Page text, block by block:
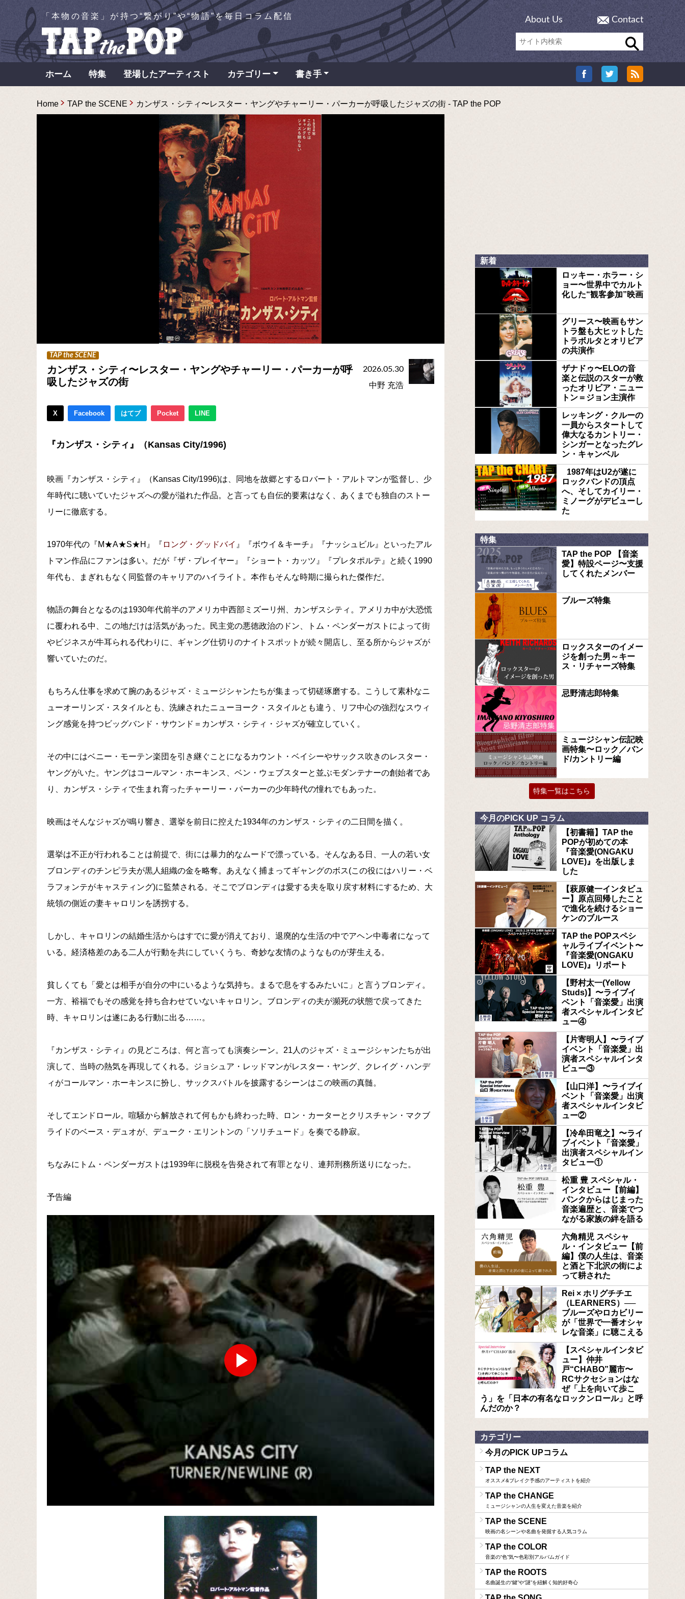
「本物の音楽」が持つ“繋がり”や“物語”を毎日コラム配信 About Us Contact
ホーム 特集 登場したアーティスト カテゴリー 書き手
Home TAP the SCENE カンザス・シティ〜レスター・ヤングやチャーリー・パーカーが呼吸したジャズの街 - TAP the POP
TAP the SCENE
カンザス・シティ〜レスター・ヤングやチャーリー・パーカーが呼
吸したジャズの街
2026.05.30
中野 充浩
X Facebook はてブ Pocket LINE
『カンザス・シティ』（Kansas City/1996)
映画『カンザス・シティ』（Kansas City/1996)は、同地を故郷とするロバート・アルトマンが監督し、少
年時代に聴いていたジャズへの愛が溢れた作品。と言っても自伝的要素はなく、あくまでも独自のストー
リーに徹底する。
1970年代の『M★A★S★H』『 ロング・グッドバイ 』『ボウイ＆キーチ』『ナッシュビル』といったアル
トマン作品にファンは多い。だが『ザ・プレイヤー』『ショート・カッツ』『プレタポルテ』と続く1990
年代も、まぎれもなく同監督のキャリアのハイライト。本作もそんな時期に撮られた傑作だ。
物語の舞台となるのは1930年代前半のアメリカ中西部ミズーリ州、カンザスシティ。アメリカ中が大恐慌
に覆われる中、この地だけは活気があった。民主党の悪徳政治のドン、トム・ペンダーガストによって街
やビジネスが牛耳られる代わりに、ギャング仕切りのナイトスポットが続々開店し、至る所からジャズが
響いていたのだ。
もちろん仕事を求めて腕のあるジャズ・ミュージシャンたちが集まって切磋琢磨する。こうして素朴なニ
ューオーリンズ・スタイルとも、洗練されたニューヨーク・スタイルとも違う、リフ中心の強烈なスウィ
ング感覚を持つビッグバンド・サウンド＝カンザス・シティ・ジャズが確立していく。
その中にはベニー・モーテン楽団を引き継ぐことになるカウント・ベイシーやサックス吹きのレスター・
ヤングがいた。ヤングはコールマン・ホーキンス、ベン・ウェブスターと並ぶモダンテナーの創始者であ
り、カンザス・シティで生まれ育ったチャーリー・パーカーの少年時代の憧れでもあった。
映画はそんなジャズが鳴り響き、選挙を前日に控えた1934年のカンザス・シティの二日間を描く。
選挙は不正が行われることは前提で、街には暴力的なムードで漂っている。そんなある日、一人の若い女
ブロンディのチンピラ夫が黒人組織の金を略奪。あえなく捕まってギャングのボス(この役にはハリー・ベ
ラフォンテがキャスティング)に監禁される。そこでブロンディは愛する夫を取り戻す材料にするため、大
統領の側近の妻キャロリンを誘拐する。
しかし、キャロリンの結婚生活からはすでに愛が消えており、退廃的な生活の中でアヘン中毒者になって
いる。経済格差のある二人が行動を共にしていくうち、奇妙な友情のようなものが芽生える。
貧しくても「愛とは相手が自分の中にいるような気持ち。まるで息をするみたいに」と言うブロンディ。
一方、裕福でもその感覚を持ち合わせていないキャロリン。ブロンディの夫が瀕死の状態で戻ってきた
時、キャロリンは遂にある行動に出る……。
『カンザス・シティ』の見どころは、何と言っても演奏シーン。21人のジャズ・ミュージシャンたちが出
演して、当時の熱気を再現してくれる。ジョシュア・レッドマンがレスター・ヤング、クレイグ・ハンデ
ィがコールマン・ホーキンスに扮し、サックスバトルを披露するシーンはこの映画の真髄。
そしてエンドロール。喧騒から解放されて何もかも終わった時、ロン・カーターとクリスチャン・マクブ
ライドのベース・デュオが、デューク・エリントンの「ソリチュード」を奏でる静寂。
ちなみにトム・ペンダーガストは1939年に脱税を告発されて有罪となり、連邦刑務所送りになった。
予告編
新着
ロッキー・ホラー・シ
ョー〜世界中でカルト
化した“観客参加”映画
グリース〜映画もサン
トラ盤も大ヒットした
トラボルタとオリビア
の共演作
ザナドゥ〜ELOの音
楽と伝説のスターが救
ったオリビア・ニュー
トン＝ジョン主演作
レッキング・クルーの
一員からスタートして
偉大なるカントリー・
シンガーとなったグレ
ン・キャンベル
1987年はU2が遂に
ロックバンドの頂点
へ、そしてカイリー・
ミノーグがデビューし
た
特集
TAP the POP 【音楽
愛】特設ページ〜支援
してくれたメンバー
ブルーズ特集
ロックスターのイメー
ジを創った男～キー
ス・リチャーズ特集
忌野清志郎特集
ミュージシャン伝記映
画特集〜ロック／バン
ド/カントリー編
特集一覧はこちら
今月のPICK UP コラム
【初書籍】TAP the
POPが初めての本
『音楽愛(ONGAKU
LOVE)』を出版しま
した
【萩原健一インタビュ
ー】原点回帰したこと
で進化を続けるショー
ケンのブルース
TAP the POPスペシ
ャルライブイベント〜
『音楽愛(ONGAKU
LOVE)』リポート
【野村太一(Yellow
Studs)】〜ライブイ
ベント「音楽愛」出演
者スペシャルインタビ
ュー④
【片寄明人】〜ライブ
イベント「音楽愛」出
演者スペシャルインタ
ビュー③
【山口洋】〜ライブイ
ベント「音楽愛」出演
者スペシャルインタビ
ュー②
【冷牟田竜之】〜ライ
ブイベント「音楽愛」
出演者スペシャルイン
タビュー①
松重 豊 スペシャル・
インタビュー【前編】
パンクからはじまった
音楽遍歴と、音楽でつ
ながる家族の絆を語る
六角精児 スペシャ
ル・インタビュー【前
編】僕の人生は、音楽
と酒と下北沢の街によ
って耕された
Rei × ホリグチチエ
（LEARNERS）──
ブルーズやロカビリー
が「世界で一番オシャ
レな音楽」に聴こえる
【スペシャルインタビ
ュー】仲井
戸“CHABO”麗市〜
RCサクセションはな
ぜ「上を向いて歩こ
う」を「日本の有名なロックンロール」と呼
んだのか？
カテゴリー
今月のPICK UPコラム
TAP the NEXT
オススメ&ブレイク予感のアーティストを紹介
TAP the CHANGE
ミュージシャンの人生を変えた音楽を紹介
TAP the SCENE
映画の名シーンや名曲を発掘する人気コラム
TAP the COLOR
音楽の“色”気〜色彩別アルバムガイド
TAP the ROOTS
名曲誕生の“鍵”や“謎”を紐解く知的好奇心